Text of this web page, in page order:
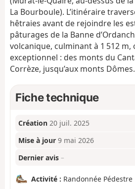
La Bourboule). L’itinéraire
hêtraies avant de rejoindre les
pâturages de la Banne
volcanique, culminant à 1 512
exceptionnel : des monts du
Corrèze, jusqu’aux monts Dômes.
Fiche technique
Création 20 juil. 2025
Mise à jour 9 mai 2026
Dernier avis –
Activité : Randonnée Pédestre